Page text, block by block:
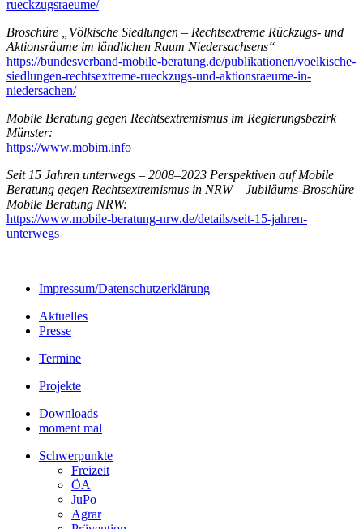
rueckzugsraeume/
Broschüre „Völkische Siedlungen – Rechtsextreme Rückzugs- und
Aktionsräume im ländlichen Raum Niedersachsens“
https://bundesverband-mobile-beratung.de/publikationen/voelkische-
siedlungen-rechtsextreme-rueckzugs-und-aktionsraeume-in-
niedersachen/
Mobile Beratung gegen Rechtsextremismus im Regierungsbezirk
Münster:
https://www.mobim.info
Seit 15 Jahren unterwegs – 2008–2023 Perspektiven auf Mobile
Beratung gegen Rechtsextremismus in NRW – Jubiläums-Broschüre
Mobile Beratung NRW:
https://www.mobile-beratung-nrw.de/details/seit-15-jahren-
unterwegs
Impressum/Datenschutzerklärung
Aktuelles
Presse
Termine
Projekte
Downloads
moment mal
Schwerpunkte
Freizeit
ÖA
JuPo
Agrar